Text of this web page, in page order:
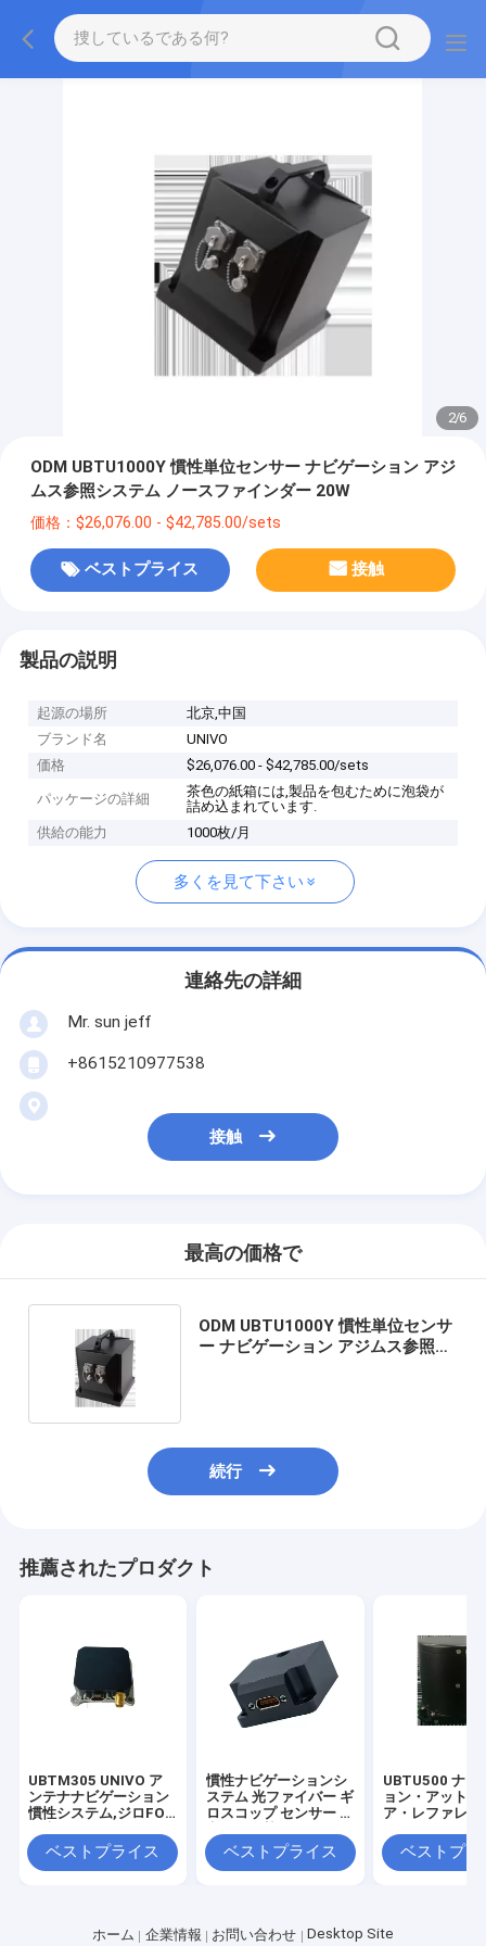
2/6
ODM UBTU1000Y 慣性単位センサー ナビゲーション アジ
ムス参照システム ノースファインダー 20W
価格：$26,076.00 - $42,785.00/sets
ベストプライス 接触
製品の説明
起源の場所
北京,中国
ブランド名
UNIVO
価格
$26,076.00 - $42,785.00/sets
パッケージの詳細
茶色の紙箱には,製品を包むために泡袋が
詰め込まれています.
供給の能力
1000枚/月
多くを見て下さい
連絡先の詳細
Mr. sun jeff
+8615210977538
接触
最高の価格で
ODM UBTU1000Y 慣性単位センサ
ー ナビゲーション アジムス参照シ
続行
推薦されたプロダクト
UBTM305 UNIVO ア
ンテナナビゲーション
慣性システム,ジロFOG
ー
ベストプライス
慣性ナビゲーションシ
ステム 光ファイバー ギ
ロスコップ センサー 安
ベストプライス
UBTU500 ナビ
ョン・アットピ
ア・レファレン
ベストプラ
ホーム 企業情報 お問い合わせ Desktop Site